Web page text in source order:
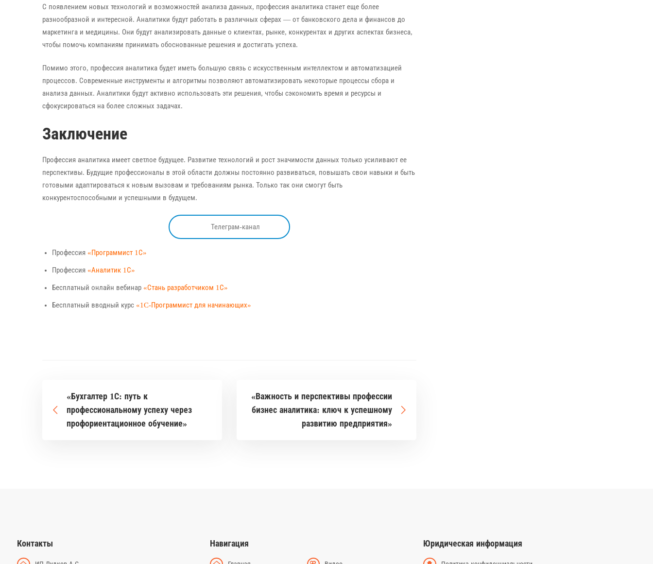
С появлением новых технологий и возможностей анализа данных, профессия аналитика станет еще более
разнообразной и интересной. Аналитики будут работать в различных сферах — от банковского дела и финансов до
маркетинга и медицины. Они будут анализировать данные о клиентах, рынке, конкурентах и других аспектах бизнеса,
чтобы помочь компаниям принимать обоснованные решения и достигать успеха.
Помимо этого, профессия аналитика будет иметь большую связь с искусственным интеллектом и автоматизацией
процессов. Современные инструменты и алгоритмы позволяют автоматизировать некоторые процессы сбора и
анализа данных. Аналитики будут активно использовать эти решения, чтобы сэкономить время и ресурсы и
сфокусироваться на более сложных задачах.
Заключение
Профессия аналитика имеет светлое будущее. Развитие технологий и рост значимости данных только усиливают ее
перспективы. Будущие профессионалы в этой области должны постоянно развиваться, повышать свои навыки и быть
готовыми адаптироваться к новым вызовам и требованиям рынка. Только так они смогут быть
конкурентоспособными и успешными в будущем.
Телеграм-канал
Профессия «Программист 1С»
Профессия «Аналитик 1С»
Бесплатный онлайн вебинар «Стань разработчиком 1С»
Бесплатный вводный курс «1C-Программист для начинающих»
«Бухгалтер 1С: путь к
профессиональному успеху через
профориентационное обучение»
«Важность и перспективы профессии
бизнес аналитика: ключ к успешному
развитию предприятия»
Контакты Навигация Юридическая информация